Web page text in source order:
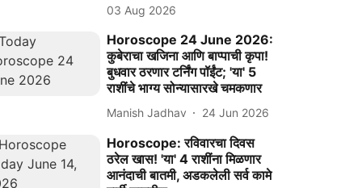
03 Aug 2026
Horoscope 24 June 2026:
कुबेराचा खजिना आणि बाप्पाची कृपा!
बुधवार ठरणार टर्निंग पॉईंट; 'या' 5
राशींचे भाग्य सोन्यासारखे चमकणार
Manish Jadhav 24 Jun 2026
Horoscope: रविवारचा दिवस
ठरेल खास! 'या' 4 राशींना मिळणार
आनंदाची बातमी, अडकलेली सर्व कामे